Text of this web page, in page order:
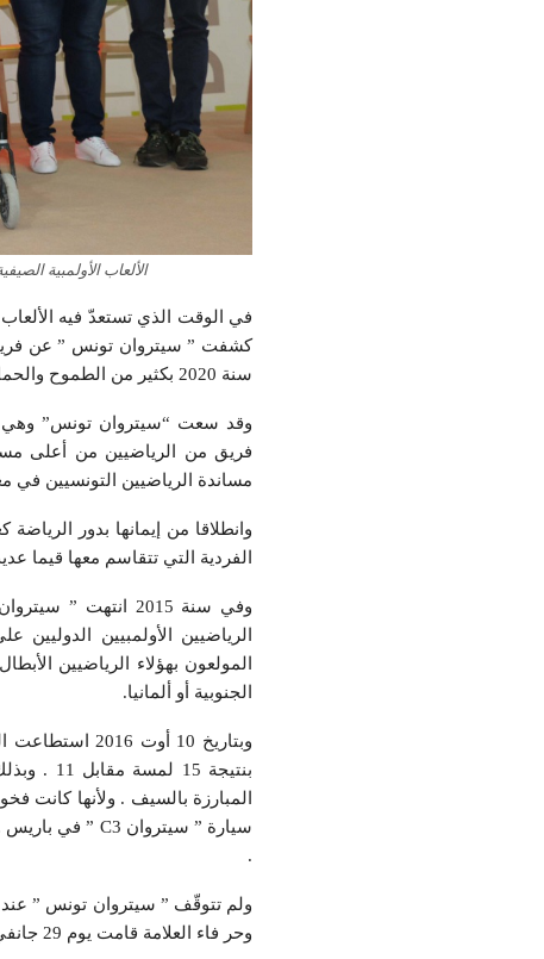
الألعاب الأولمبية
في الوقت الذي تستعدّ فيه الألعاب
كشفت ” سيتروان تونس ” عن
سنة 2020 بكثير من الطموح والحماس .
وقد سعت “سيتروان تونس” وهي
فريق من الرياضيين من أعلى
مساندة الرياضيين التونسيين في
وانطلاقا من إيمانها بدور
الفردية التي تتقاسم معها قيما
وفي سنة 2015
الرياضيين الأولمبيين
الجنوبية أو ألمانيا.
وبتاريخ 10
بنتيجة
المبارزة بالسيف . ولأنها كانت
.
ولم تتوقّف ” سيتروان تونس ” عند
وحر فاء العلامة قامت يوم 29 جانفي 2018 بالكشف عن ” أبطال سيتروان ” الجدد بكثير من الفخر والعزيمة والإصرار.